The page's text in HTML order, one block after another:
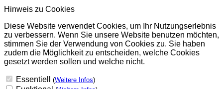
Hinweis zu Cookies
Diese Website verwendet Cookies, um Ihr Nutzungserlebnis
zu verbessern. Wenn Sie unsere Website benutzen möchten,
stimmen Sie der Verwendung von Cookies zu. Sie haben
zudem die Möglichkeit zu entscheiden, welche Cookies
gesetzt werden sollen und welche nicht.
Essentiell (Weitere Infos)